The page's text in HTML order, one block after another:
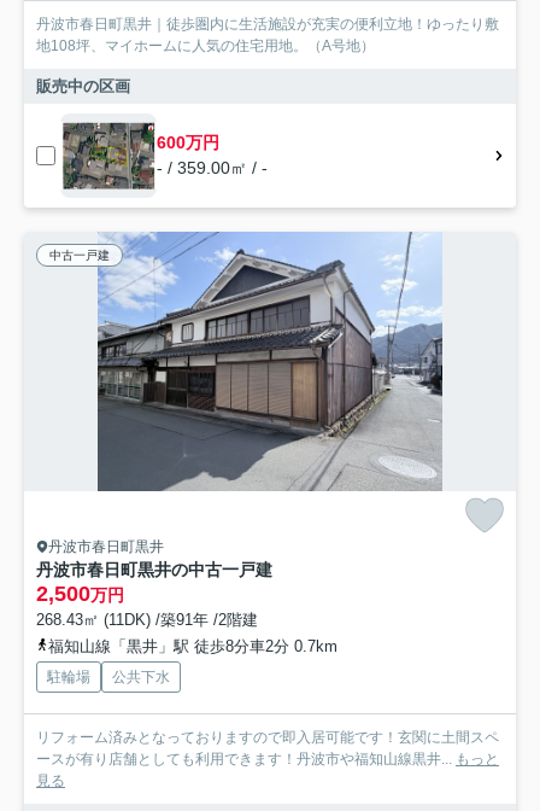
丹波市春日町黒井｜徒歩圏内に生活施設が充実の便利立地！ゆったり敷
地108坪、マイホームに人気の住宅用地。（A号地）
販売中の区画
600万円
- / 359.00㎡ / -
中古一戸建
丹波市春日町黒井
丹波市春日町黒井の中古一戸建
2,500万円
268.43㎡ (11DK) /築91年 /2階建
福知山線「黒井」駅 徒歩8分車2分 0.7km
駐輪場 公共下水
リフォーム済みとなっておりますので即入居可能です！玄関に土間スペ
ースが有り店舗としても利用できます！丹波市や福知山線黒井... もっと
見る